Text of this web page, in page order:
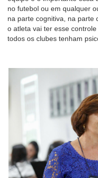
no futebol ou em qualquer
na parte cognitiva, na parte
o atleta vai ter esse
todos os clubes tenham